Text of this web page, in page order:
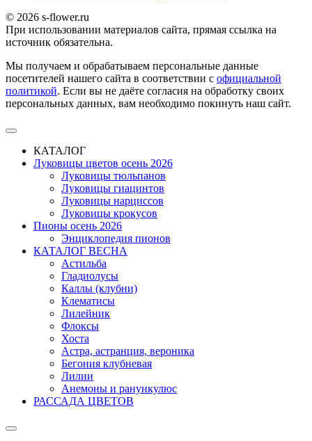
© 2026 s-flower.ru
При использовании материалов сайта, прямая ссылка на
источник обязательна.
Мы получаем и обрабатываем персональные данные
посетителей нашего сайта в соответствии с официальной
политикой. Если вы не даёте согласия на обработку своих
персональных данных, вам необходимо покинуть наш сайт.
КАТАЛОГ
Луковицы цветов осень 2026
Луковицы тюльпанов
Луковицы гиацинтов
Луковицы нарциссов
Луковицы крокусов
Пионы осень 2026
Энциклопедия пионов
КАТАЛОГ ВЕСНА
Астильба
Гладиолусы
Каллы (клубни)
Клематисы
Лилейник
Флоксы
Хоста
Астра, астранция, вероника
Бегония клубневая
Лилии
Анемоны и ранункулюс
РАССАДА ЦВЕТОВ